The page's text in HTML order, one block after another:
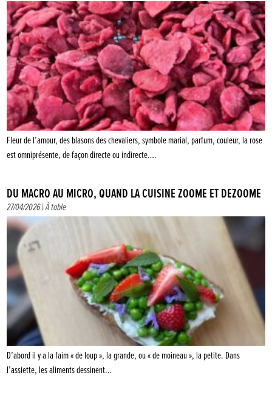
Fleur de l’amour, des blasons des chevaliers, symbole marial, parfum, couleur, la rose
est omniprésente, de façon directe ou indirecte….
DU MACRO AU MICRO, QUAND LA CUISINE ZOOME ET DÉZOOME
27/04/2026 |À table
D’abord il y a la faim « de loup », la grande, ou « de moineau », la petite. Dans
l’assiette, les aliments dessinent…